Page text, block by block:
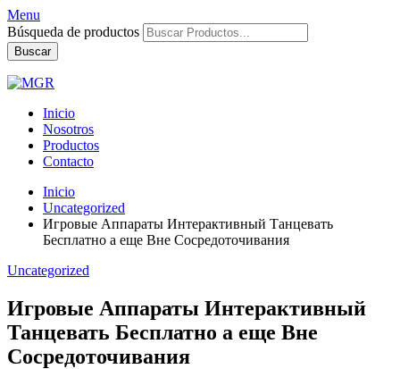
Menu
Búsqueda de productos
Buscar
Inicio
Nosotros
Productos
Contacto
Inicio
Uncategorized
Игровые Аппараты Интерактивный Танцевать
Бесплатно а еще Вне Сосредоточивания
Uncategorized
Игровые Аппараты Интерактивный
Танцевать Бесплатно а еще Вне
Сосредоточивания